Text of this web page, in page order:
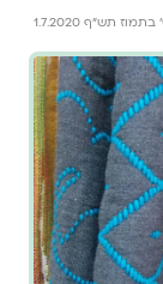
תש"ף 1.7.2020